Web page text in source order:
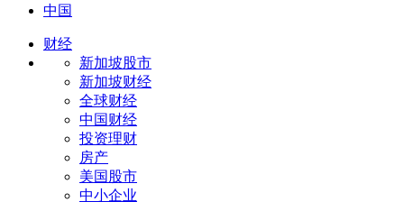
中国
财经
新加坡股市
新加坡财经
全球财经
中国财经
投资理财
房产
美国股市
中小企业